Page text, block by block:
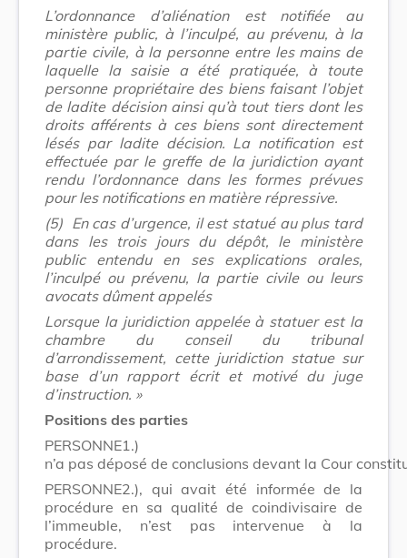
L’ordonnance d’aliénation est notifiée au
ministère public, à l’inculpé, au prévenu, à la
partie civile, à la personne entre les mains de
laquelle la saisie a été pratiquée, à toute
personne propriétaire des biens faisant l’objet
de ladite décision ainsi qu’à tout tiers dont les
droits afférents à ces biens sont directement
lésés par ladite décision. La notification est
effectuée par le greffe de la juridiction ayant
rendu l’ordonnance dans les formes prévues
pour les notifications en matière répressive.
(5) En cas d’urgence, il est statué au plus tard
dans les trois jours du dépôt, le ministère
public entendu en ses explications orales,
l’inculpé ou prévenu, la partie civile ou leurs
avocats dûment appelés
Lorsque la juridiction appelée à statuer est la
chambre du conseil du tribunal
d’arrondissement, cette juridiction statue sur
base d’un rapport écrit et motivé du juge
d’instruction. »
Positions des parties
PERSONNE1.)
n’a pas déposé de conclusions devant la Cour
PERSONNE2.), qui avait été informée de la
procédure en sa qualité de coindivisaire de
l’immeuble, n’est pas intervenue à la
procédure.